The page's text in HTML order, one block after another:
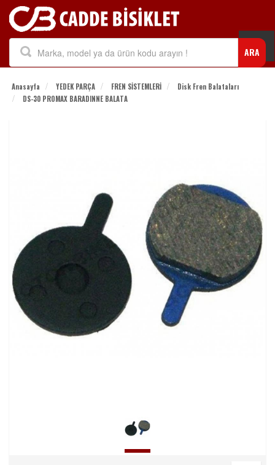
ARA
Anasayfa YEDEK PARÇA FREN SİSTEMLERİ
Disk Fren Balataları
DS-30 PROMAX BARADINNE BALATA